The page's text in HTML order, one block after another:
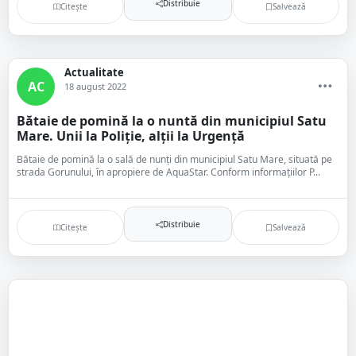
Citește Distribuie Salvează
AC
Actualitate
18 august 2022
Bătaie de pomină la o nuntă din municipiul Satu
Mare. Unii la Poliție, alții la Urgență
Bătaie de pomină la o sală de nunți din municipiul Satu Mare, situată pe
strada Gorunului, în apropiere de AquaStar. Conform informațiilor P...
Citește Distribuie Salvează